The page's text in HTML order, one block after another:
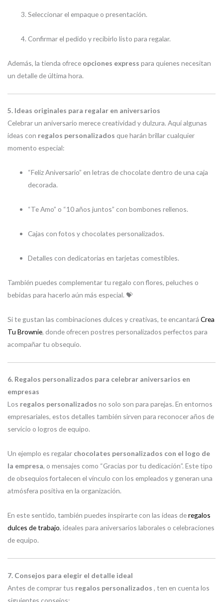
Seleccionar el empaque o presentación.
Confirmar el pedido y recibirlo listo para regalar.
Además, la tienda ofrece opciones express para quienes necesitan
un detalle de última hora.
5. Ideas originales para regalar en aniversarios
Celebrar un aniversario merece creatividad y dulzura. Aquí algunas
ideas con regalos personalizados que harán brillar cualquier
momento especial:
“Feliz Aniversario” en letras de chocolate dentro de una caja
decorada.
“Te Amo” o “10 años juntos” con bombones rellenos.
Cajas con fotos y chocolates personalizados.
Detalles con dedicatorias en tarjetas comestibles.
También puedes complementar tu regalo con flores, peluches o
bebidas para hacerlo aún más especial. 💝
Si te gustan las combinaciones dulces y creativas, te encantará Crea
Tu Brownie, donde ofrecen postres personalizados perfectos para
acompañar tu obsequio.
6. Regalos personalizados para celebrar aniversarios en
empresas
Los regalos personalizados no solo son para parejas. En entornos
empresariales, estos detalles también sirven para reconocer años de
servicio o logros de equipo.
Un ejemplo es regalar chocolates personalizados con el logo de
la empresa, o mensajes como “Gracias por tu dedicación”. Este tipo
de obsequios fortalecen el vínculo con los empleados y generan una
atmósfera positiva en la organización.
En este sentido, también puedes inspirarte con las ideas deregalos
dulces de trabajo, ideales para aniversarios laborales o celebraciones
de equipo.
7. Consejos para elegir el detalle ideal
Antes de comprar tus regalos personalizados , ten en cuenta los
siguientes consejos: